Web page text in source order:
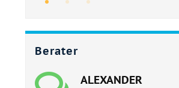
Berater
ALEXANDER